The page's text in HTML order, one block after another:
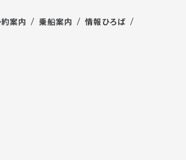
案内 乗船案内 情報ひろば